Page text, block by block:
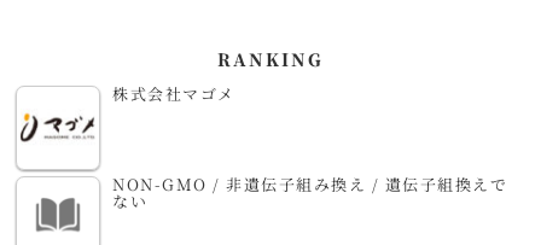
RANKING
株式会社マゴメ
NON-GMO / 非遺伝子組み換え / 遺伝子組換えで
ない